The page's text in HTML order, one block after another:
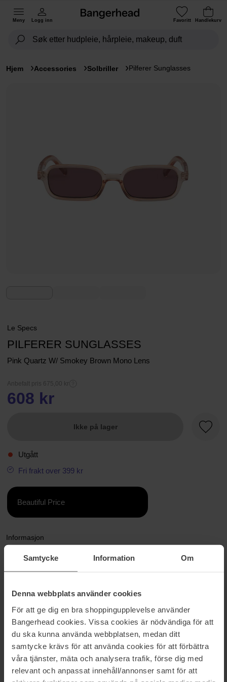
Samtycke Information Om
Denna webbplats använder cookies
För att ge dig en bra shoppingupplevelse använder
Bangerhead cookies. Vissa cookies är nödvändiga för att
du ska kunna använda webbplatsen, medan ditt
samtycke krävs för att använda cookies för att förbättra
våra tjänster, mäta och analysera trafik, förse dig med
relevant och anpassat innehåll/annonser samt för att
Meny Logg inn Favoritt Handlekurv
Hjem Accessories Solbriller Pilferer Sunglasses
Le Specs
PILFERER SUNGLASSES
Pink Quartz W/ Smokey Brown Mono Lens
Anbefalt pris 675,00 kr
608 kr
Ikke på lager
Utgått
Fri frakt over 399 kr
Beautiful Price
Informasjon
Designet med slanke proporsjoner, vil vår PILFERER krympede
fint, noughties-inspirert utseende og har subtile Le Specs-
metallnøkkeldetaljer på begge stengene.
Fullført i en myk, klar innfatning og tonale mørke glass.
< p >
Laget av BPA-fri polymerplast som er lett, slitesterk og slagfast.